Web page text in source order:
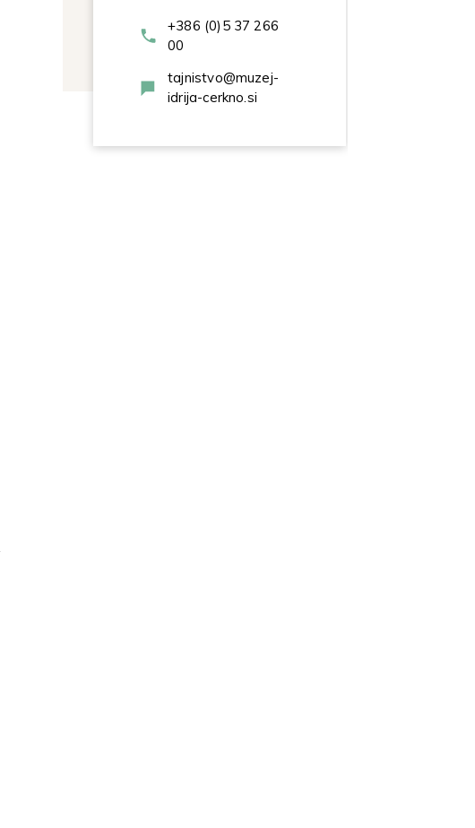
+386 (0)5 37 266
00
tajnistvo@muzej-
idrija-cerkno.si